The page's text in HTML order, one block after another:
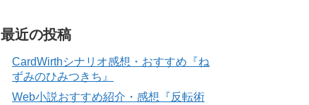
最近の投稿
CardWirthシナリオ感想・おすすめ『ね
ずみのひみつきち』
Web小説おすすめ紹介・感想『反転術